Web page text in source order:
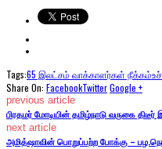
Tags:65 இலட்சம் வாக்காளர்கள் நீக்கம்
Share On: FacebookTwitterGoogle +
previous article
பிரதமர் மோடியின் தமிழ்நாடு வருகை
next article
அமித்ஷாவின் பொறுப்பற்ற போக்கு –